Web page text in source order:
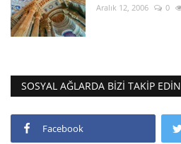
Aralık 12, 2006 0
SOSYAL AĞLARDA BIZI TAKIP EDIN
Facebook